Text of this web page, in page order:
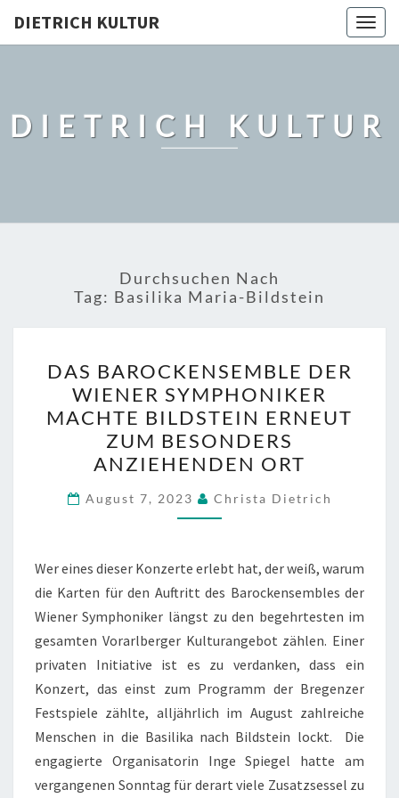
DIETRICH KULTUR
DIETRICH KULTUR
Durchsuchen Nach
Tag: Basilika Maria-Bildstein
BAROCKENSEMBLE
DER
WIENER
SYMPHONIKER
MACHTE
BILDSTEIN
ERNEUT
BESONDERS
ANZIEHENDEN
ORT
DAS BAROCKENSEMBLE DER
WIENER SYMPHONIKER
MACHTE BILDSTEIN ERNEUT
ZUM BESONDERS
ANZIEHENDEN ORT
August 7, 2023 Christa Dietrich
Wer eines dieser Konzerte erlebt hat, der weiß, warum
die Karten für den Auftritt des Barockensembles der
Wiener Symphoniker längst zu den begehrtesten im
gesamten Vorarlberger Kulturangebot zählen. Einer
privaten Initiative ist es zu verdanken, dass ein
Konzert, das einst zum Programm der Bregenzer
Festspiele zählte, alljährlich im August zahlreiche
Menschen in die Basilika nach Bildstein lockt. Die
engagierte Organisatorin Inge Spiegel hatte am
vergangenen Sonntag für derart viele Zusatzsessel zu